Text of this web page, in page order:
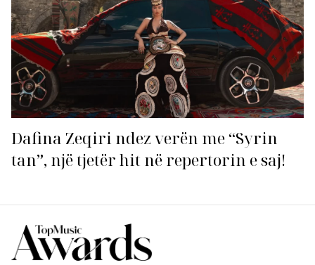
Dafina Zeqiri ndez verën me “Syrin
tan”, një tjetër hit në repertorin e saj!